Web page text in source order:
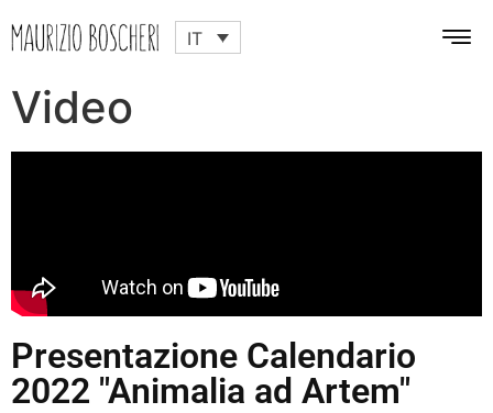
IT
Video
Presentazione Calendario
2022 "Animalia ad Artem"